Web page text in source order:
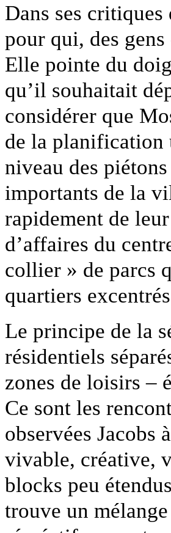
Dans ses
pour qui, des
Elle pointe du
qu’il souhaitait
considérer que
de la planification
niveau des
importants de la
rapidement de
d’affaires du
collier » de parcs
quartiers
Le principe de la
résidentiels
zones de loisirs –
Ce sont les
observées
vivable, créative,
blocks peu
trouve un